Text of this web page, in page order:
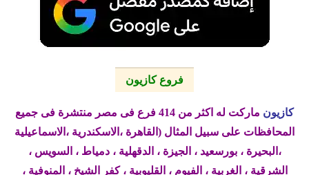
فروع كازيون
كازيون
ماركت له اكثر من 414 فرع فى مصر منتشرة فى جميع
المحافظات على سبيل المثال (القاهرة ،الاسكندرية ،الاسماعيلية
،البحيرة ، بورسعيد ، الجيزة ، الدقهلية ، دمياط ، السويس ،
الشرقية ، الغربية ، الفيوم ، القليوبية ، كفر الشيخ ، المنوفية ،